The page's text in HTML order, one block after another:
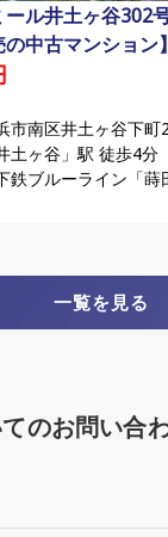
ール井土ヶ谷302
の中古マンション】
市南区井土ヶ谷下町
土ヶ谷」駅 徒歩4分
鉄ブルーライン「蒔
一覧を見る
のお問い合